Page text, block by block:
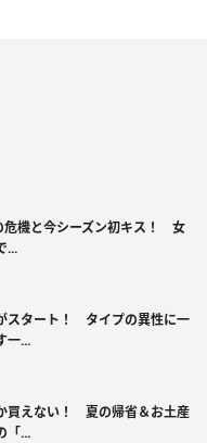
危機と今シーズン初キス！ 女
...
スタート！ タイプの異性に一
一...
買えない！ 夏の帰省＆お土産
「...